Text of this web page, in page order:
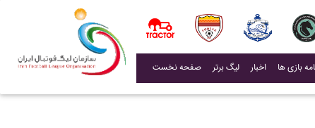
صفحه نخست لیگ برتر اخبار(current)